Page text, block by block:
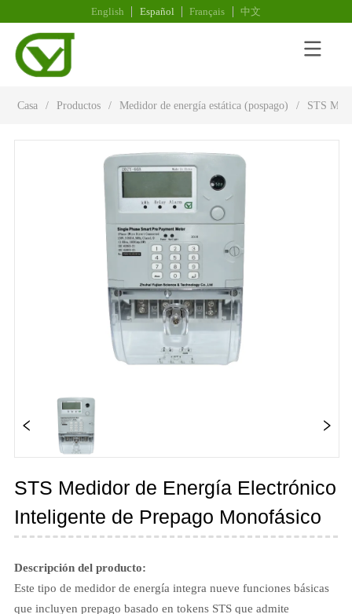
English Español Français 中文
Casa / Productos / Medidor de energía estática (pospago) / STS
STS Medidor de Energía Electrónico
Inteligente de Prepago Monofásico
Descripción del producto:
Este tipo de medidor de energía integra nueve funciones básicas
que incluyen prepago basado en tokens STS que admite